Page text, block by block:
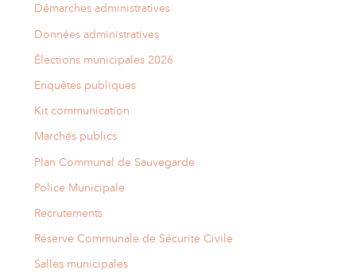
Démarches administratives
Données administratives
Élections municipales 2026
Enquêtes publiques
Kit communication
Marchés publics
Plan Communal de Sauvegarde
Police Municipale
Recrutements
Réserve Communale de Sécurité Civile
Salles municipales